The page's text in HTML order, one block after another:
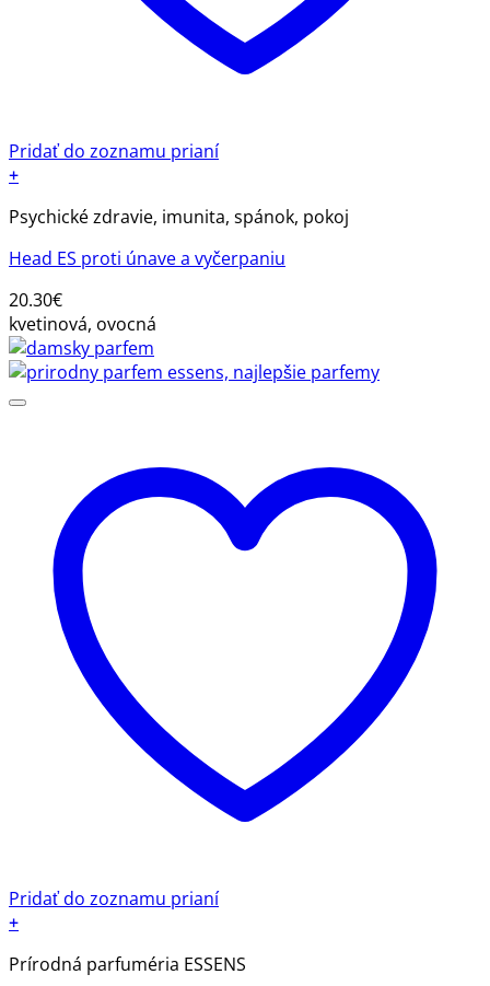
Pridať do zoznamu prianí
+
Psychické zdravie, imunita, spánok, pokoj
Head ES proti únave a vyčerpaniu
20.30€
kvetinová, ovocná
Pridať do zoznamu prianí
+
produkt
Prírodná parfuméria ESSENS